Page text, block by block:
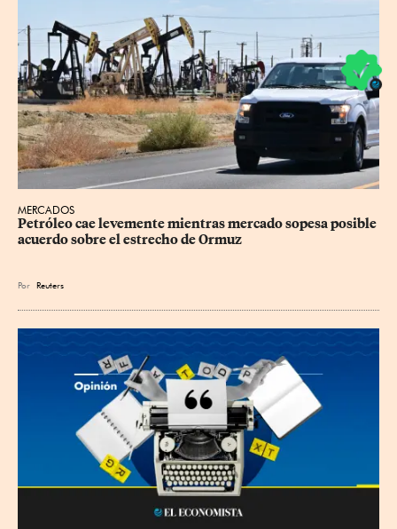
MERCADOS
Petróleo cae levemente mientras mercado sopesa posible
acuerdo sobre el estrecho de Ormuz
Por Reuters